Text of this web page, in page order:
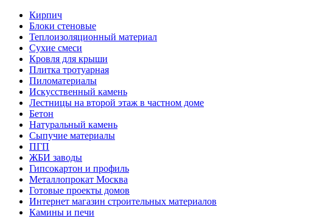
Кирпич
Блоки стеновые
Теплоизоляционный материал
Сухие смеси
Кровля для крыши
Плитка тротуарная
Пиломатериалы
Искусственный камень
Лестницы на второй этаж в частном доме
Бетон
Натуральный камень
Сыпучие материалы
ПГП
ЖБИ заводы
Гипсокартон и профиль
Металлопрокат Москва
Готовые проекты домов
Интернет магазин строительных материалов
Камины и печи